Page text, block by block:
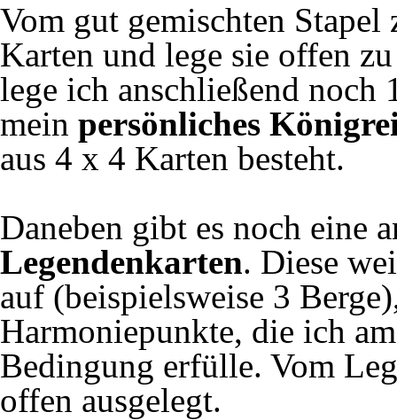
Vom gut gemischten
Karten und lege sie offen
lege ich anschließend noch
mein persönliches
aus 4 x 4 Karten besteht.
Daneben gibt es noch eine
Legendenkarten. Diese
auf (beispielsweise 3
Harmoniepunkte, die ich
Bedingung erfülle. Vom
offen ausgelegt.